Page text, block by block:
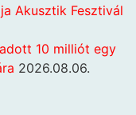
Akusztik Fesztivál
10 milliót egy
2026.08.06.